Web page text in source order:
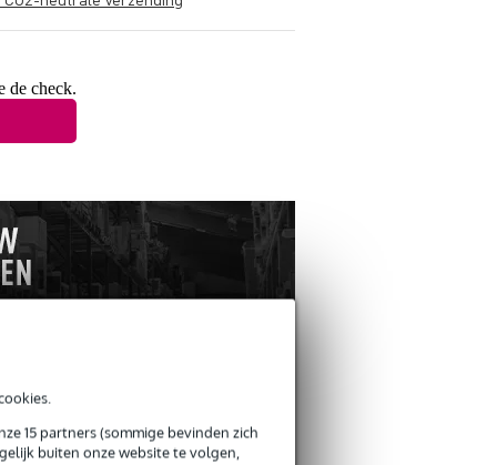
15 partners (sommige bevinden zich
buiten onze website te volgen,
de check.
ANDEREN KOCHTEN
OOK